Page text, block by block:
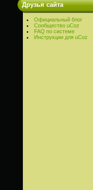
Друзья сайта
Официальный блог
Сообщество uCoz
FAQ по системе
Инструкции для uCoz